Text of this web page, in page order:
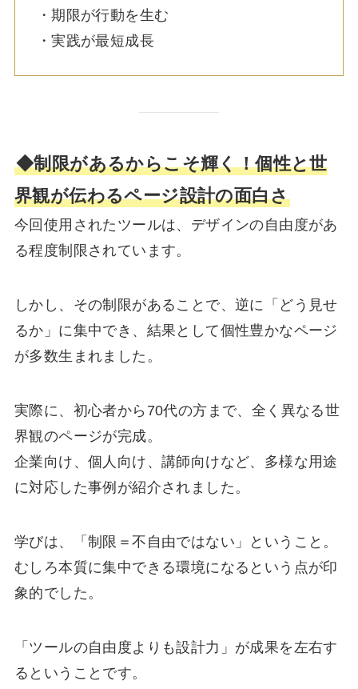
・期限が行動を生む
・実践が最短成長
◆制限があるからこそ輝く！個性と世
界観が伝わるページ設計の面白さ
今回使用されたツールは、デザインの自由度があ
る程度制限されています。
しかし、その制限があることで、逆に「どう見せ
るか」に集中でき、結果として個性豊かなページ
が多数生まれました。
実際に、初心者から70代の方まで、全く異なる世
界観のページが完成。
企業向け、個人向け、講師向けなど、多様な用途
に対応した事例が紹介されました。
学びは、「制限＝不自由ではない」ということ。
むしろ本質に集中できる環境になるという点が印
象的でした。
「ツールの自由度よりも設計力」が成果を左右す
るということです。